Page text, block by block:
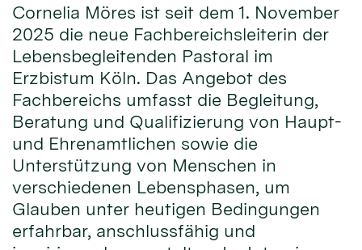
Cornelia Möres ist seit dem 1. November
2025 die neue Fachbereichsleiterin der
Lebensbegleitenden Pastoral im
Erzbistum Köln. Das Angebot des
Fachbereichs umfasst die Begleitung,
Beratung und Qualifizierung von Haupt-
und Ehrenamtlichen sowie die
Unterstützung von Menschen in
verschiedenen Lebensphasen, um
Glauben unter heutigen Bedingungen
erfahrbar, anschlussfähig und